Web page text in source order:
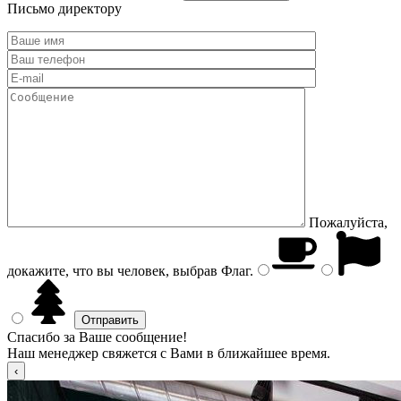
Письмо директору
Пожалуйста,
докажите, что вы человек, выбрав Флаг.
Спасибо за Ваше сообщение!
Наш менеджер свяжется с Вами в ближайшее время.